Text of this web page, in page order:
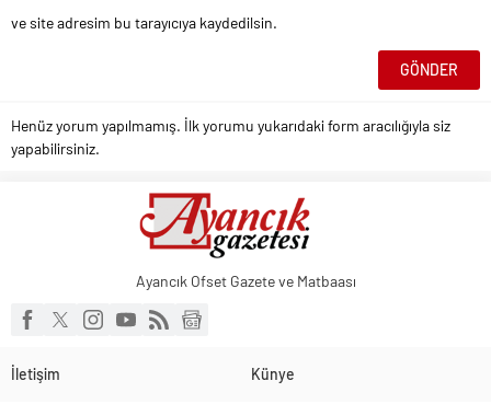
ve site adresim bu tarayıcıya kaydedilsin.
Henüz yorum yapılmamış. İlk yorumu yukarıdaki form aracılığıyla siz
yapabilirsiniz.
Ayancık Ofset Gazete ve Matbaası
İletişim Künye